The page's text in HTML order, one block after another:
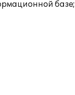
базе;